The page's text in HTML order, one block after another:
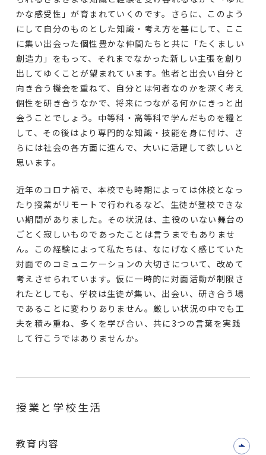
かな感受性」が育まれていくのです。さらに、このよう
にして自分のものとした知識・考え方を基にして、ここ
に集い出会った個性豊かな仲間たちと共に「たくましい
創造力」をもって、それまでなかった新しい主張を創り
出してゆくことが望まれています。他者と出会い自分と
向き合う機会を重ねて、自分とは何者なのかを深く考え
個性を研き合うなかで、将来につながる何かにきっと出
会うことでしょう。中等科・高等科で学んだものを糧と
して、その後はより専門的な知識・技能を身に付け、さ
らには社会の各方面に進んで、大いに活躍して欲しいと
思います。
近年のコロナ禍で、本校でも時期によっては休校となっ
たり授業がリモートで行われるなど、生徒が登校できな
い期間がありました。その状況は、主役のいない舞台の
ごとく寂しいものであったことは言うまでもありませ
ん。この経験によって私たちは、なにげなく感じていた
対面でのコミュニケーションの大切さについて、改めて
考えさせられています。仮に一時的に対面活動が制限さ
れたとしても、学校は生徒が集い、出会い、研き合う場
であることに変わりありません。厳しい状況の中でも工
夫を積み重ね、多くを学び合い、共に3つの言葉を実践
して行こうではありませんか。
授業と学校生活
教育内容